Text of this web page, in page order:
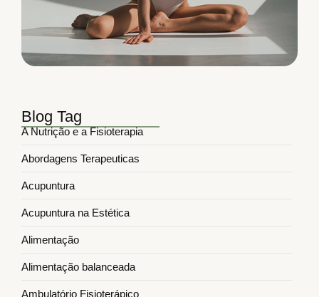
Blog Tag
A Nutrição e a Fisioterapia
Abordagens Terapeuticas
Acupuntura
Acupuntura na Estética
Alimentação
Alimentação balanceada
Ambulatório Fisioterápico